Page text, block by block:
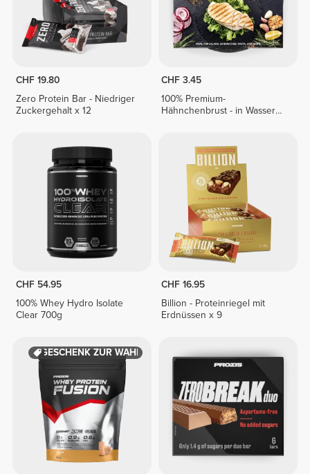
CHF 19.80
Zero Protein Bar - Niedriger
Zuckergehalt x 12
CHF 3.45
100% Premium-
Hähnchenbrust - in Wasser
CHF 54.95
100% Whey Hydro Isolate
Clear 700g
CHF 16.95
Billion - Proteinriegel mit
Erdnüssen x 9
GESCHENK ZUR WAHL